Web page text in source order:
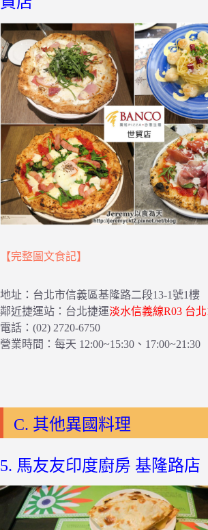
【完整圖文食記】
地址：台北市信義區基隆路二段13-1號1樓
鄰近捷運站：台北捷運淡水信義線R03 台
電話：(02) 2720-6750
營業時間：每天 12:00~15:30、17:00~21:30
C. 其他異國料理
5. 馬友友印度廚房 基隆路店